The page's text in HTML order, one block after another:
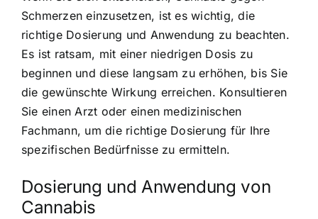
Schmerzen einzusetzen, ist es wichtig, die
richtige Dosierung und Anwendung zu beachten.
Es ist ratsam, mit einer niedrigen Dosis zu
beginnen und diese langsam zu erhöhen, bis Sie
die gewünschte Wirkung erreichen. Konsultieren
Sie einen Arzt oder einen medizinischen
Fachmann, um die richtige Dosierung für Ihre
spezifischen Bedürfnisse zu ermitteln.
Dosierung und Anwendung von
Cannabis